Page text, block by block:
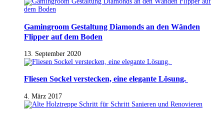
Gamingroom Gestaltung Diamonds an den Wänden
Flipper auf dem Boden
13. September 2020
Fliesen Sockel verstecken, eine elegante Lösung.
4. März 2017